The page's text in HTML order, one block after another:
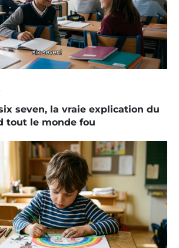
seven, la vraie explication du
tout le monde fou